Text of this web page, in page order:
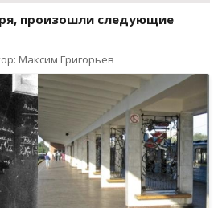
произошли следующие
Максим Григорьев